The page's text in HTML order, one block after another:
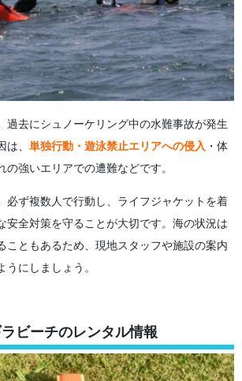
過去にシュノーケリング中の水難事故が発生
、 単独行動・遊泳禁止エリアへの侵入 ・体
強いエリアでの遭難などです。
必ず複数人で行動し、ライフジャケットを着
安全対策を守ることが大切です。海の状況は
こともあるため、現地スタッフや施設の案内
にしましょう。
ビーチのレンタル情報